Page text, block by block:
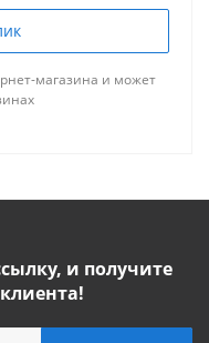
магазина и может
и получите